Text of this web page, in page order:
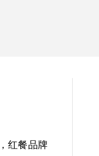
红餐品牌